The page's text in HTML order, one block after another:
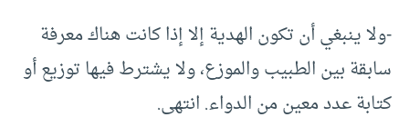
-ولا ينبغي أن تكون الهدية إلا إذا كانت هناك معرفة
سابقة بين الطبيب والموزع، ولا يشترط فيها توزيع أو
كتابة عدد معين من الدواء. انتهى.